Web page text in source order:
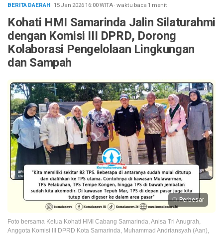
BERITA DAERAH· 15 Jan 202616:00WITA·waktu baca 1 menit
Kohati HMI Samarinda Jalin Silaturahmi
dengan Komisi III DPRD, Dorong
Kolaborasi Pengelolaan Lingkungan
dan Sampah
Perbesar
Foto bersama Ketua Kohati HMI Cabang Samarinda, Anisa Tri Anugrah,
Anggota Komisi III DPRD Kota Samarinda, Muhammad Andriansyah (Aan),